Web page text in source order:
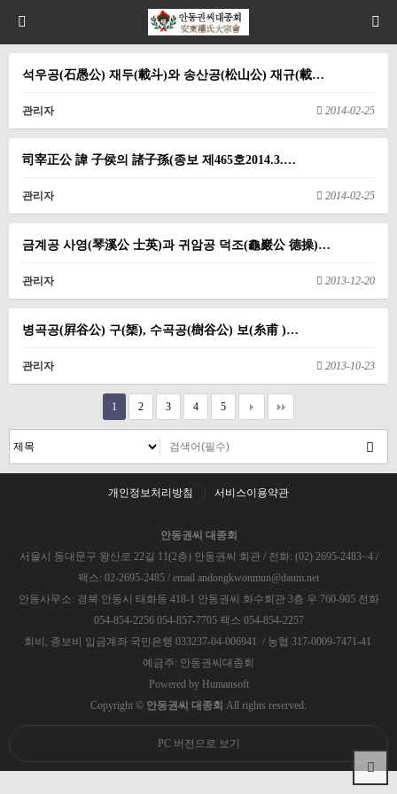
석우공(石愚公) 재두(載斗)와 송산공(松山公) 재규(載…
관리자 2014-02-25
司宰正公 諱 子侯의 諸子孫(종보 제465호2014.3.…
관리자 2014-02-25
금계공 사영(琴溪公 士英)과 귀암공 덕조(龜巖公 德操)…
관리자 2013-12-20
병곡공(屛谷公) 구(榘), 수곡공(樹谷公) 보(糸甫 )…
관리자 2013-10-23
1 2 3 4 5
개인정보처리방침 서비스이용약관
안동권씨 대종회
서울시 동대문구 왕산로 22길 11(2층) 안동권씨 회관 / 전화: (02) 2695-2483~4 /
팩스: 02-2695-2485 / email andongkwonmun@daum.net
안동사무소: 경북 안동시 태화동 418-1 안동권씨 화수회관 3층 우 760-905 전화
054-854-2256 054-857-7705 팩스 054-854-2257
회비, 종보비 입금계좌 국민은행 033237-04-006941 / 농협 317-0009-7471-41
예금주: 안동권씨대종회
Powered by Humansoft
Copyright © 안동권씨 대종회 All rights reserved.
PC 버전으로 보기